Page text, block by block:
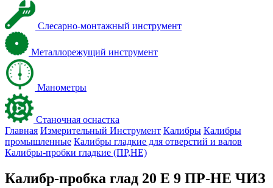
Слесарно-монтажный инструмент
Металлорежущий инструмент
Манометры
Станочная оснастка
Главная Измерительный Инструмент Калибры Калибры
промышленные Калибры гладкие для отверстий и валов
Калибры-пробки гладкие (ПР,НЕ)
Калибр-пробка глад 20 E 9 ПР-НЕ ЧИЗ